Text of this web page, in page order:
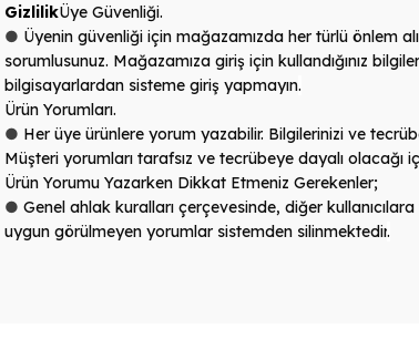
GizlilikÜye Güvenliği.
● Üyenin güvenliği için mağazamızda her türlü önlem
sorumlusunuz. Mağazamıza giriş için kullandığınız
bilgisayarlardan sisteme giriş yapmayın.
Ürün Yorumları.
● Her üye ürünlere yorum yazabilir. Bilgilerinizi ve
Müşteri yorumları tarafsız ve tecrübeye dayalı olacağı
Ürün Yorumu Yazarken Dikkat Etmeniz Gerekenler;
● Genel ahlak kuralları çerçevesinde, diğer
uygun görülmeyen yorumlar sistemden silinmektedir.